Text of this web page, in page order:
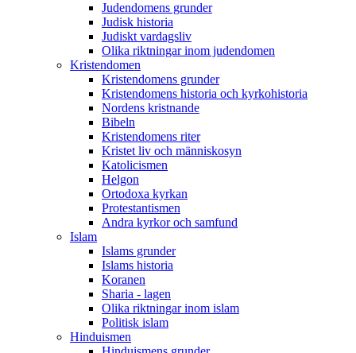
Judendomens grunder
Judisk historia
Judiskt vardagsliv
Olika riktningar inom judendomen
Kristendomen
Kristendomens grunder
Kristendomens historia och kyrkohistoria
Nordens kristnande
Bibeln
Kristendomens riter
Kristet liv och människosyn
Katolicismen
Helgon
Ortodoxa kyrkan
Protestantismen
Andra kyrkor och samfund
Islam
Islams grunder
Islams historia
Koranen
Sharia - lagen
Olika riktningar inom islam
Politisk islam
Hinduismen